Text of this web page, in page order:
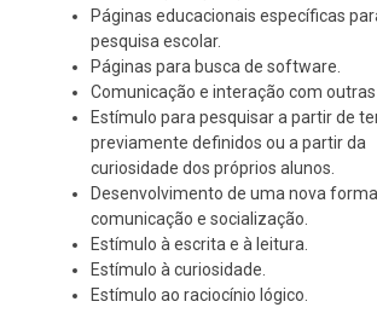
Páginas educacionais específicas
pesquisa escolar.
Páginas para busca de software.
Comunicação e interação com outras
Estímulo para pesquisar a partir de
previamente definidos ou a partir da
curiosidade dos próprios alunos.
Desenvolvimento de uma nova
comunicação e socialização.
Estímulo à escrita e à leitura.
Estímulo à curiosidade.
Estímulo ao raciocínio lógico.